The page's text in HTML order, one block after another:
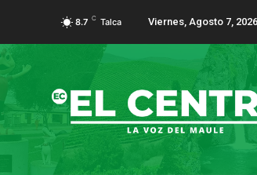
8.7 C Talca Viernes, Agosto 7, 2026